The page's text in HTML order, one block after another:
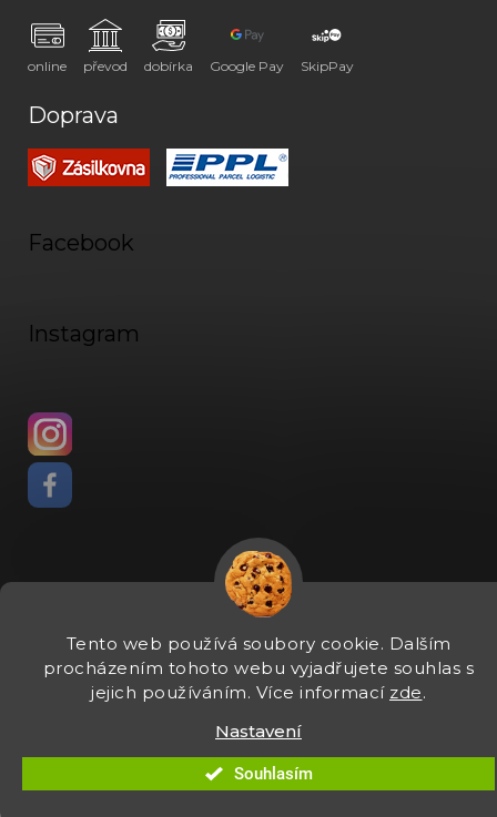
Tento web používá soubory cookie. Dalším
procházením tohoto webu vyjadřujete souhlas s
jejich používáním. Více informací zde.
Nastavení
Souhlasím
online převod dobírka Google Pay SkipPay
Doprava
Facebook
Instagram
Vytvořil Shoptet
Copyright 2026Fadee. Všechna práva vyhrazena. Upravit
nastavení cookies